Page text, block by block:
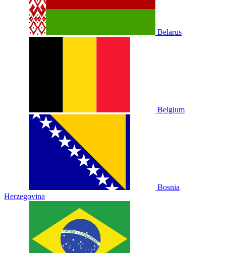
Belarus
Belgium
Bosnia
Herzegovina